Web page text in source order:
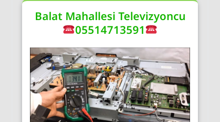
Balat Mahallesi Televizyoncu
05514713591